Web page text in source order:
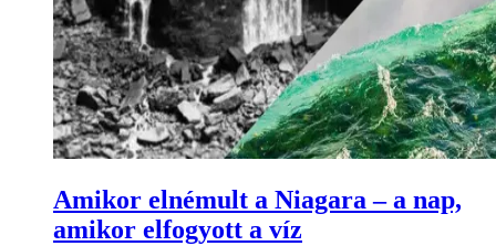
Amikor elnémult a Niagara – a nap,
amikor elfogyott a víz